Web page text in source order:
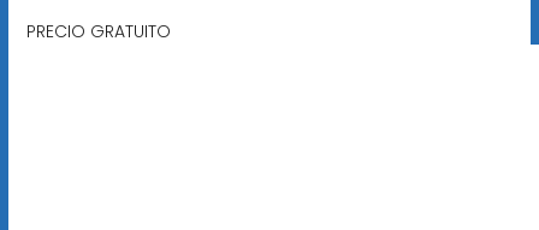
PRECIO GRATUITO